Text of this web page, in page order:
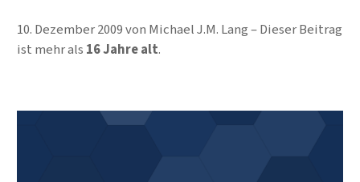
10. Dezember 2009von Michael J.M. Lang
Dieser Beitrag
ist mehr als 16 Jahre alt.